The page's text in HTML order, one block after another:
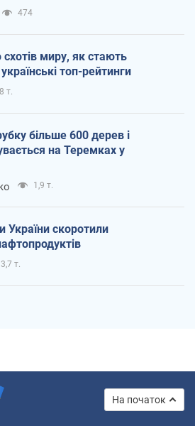
474
миру, як стають
топ-рейтинги
т.
більше 600 дерев і
на Теремках у
1,9 т.
України скоротили
3,7 т.
На початок